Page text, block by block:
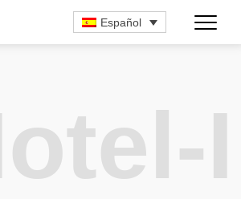
Español
I